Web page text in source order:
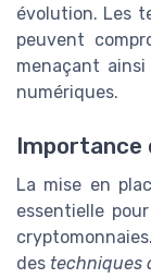
évolution. Les
peuvent
menaçant
numériques.
Importance
La mise en
essentielle
des techniques